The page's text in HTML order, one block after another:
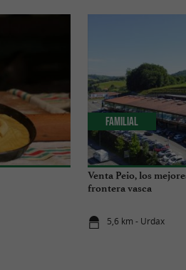
Venta Peio, los
frontera vasca
5,6 km - Urdax
Familial